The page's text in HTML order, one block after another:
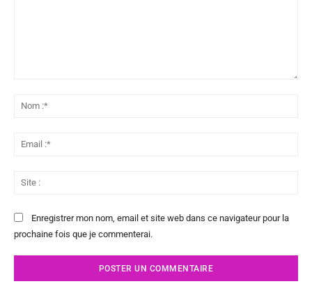
Enregistrer mon nom, email et site web dans ce navigateur pour la
prochaine fois que je commenterai.